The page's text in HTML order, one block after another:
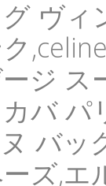
ヴィ
ジ ス
バ パ
バッ
ズ,エ